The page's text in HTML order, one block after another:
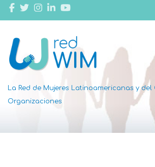
La Red de Mujeres Latinoamericanas y del
Organizaciones